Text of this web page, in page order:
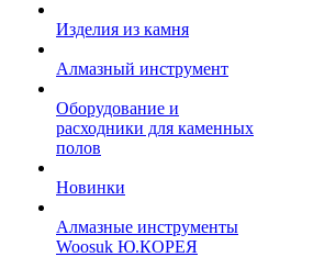
Изделия из камня
Алмазный инструмент
Оборудование и
расходники для каменных
полов
Новинки
Алмазные инструменты
Woosuk Ю.КОРЕЯ